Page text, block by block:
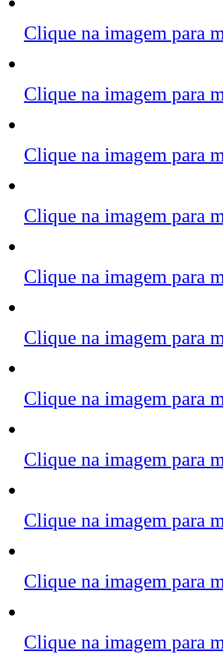
Clique na imagem para
Clique na imagem para
Clique na imagem para
Clique na imagem para
Clique na imagem para
Clique na imagem para
Clique na imagem para
Clique na imagem para
Clique na imagem para
Clique na imagem para
Clique na imagem para